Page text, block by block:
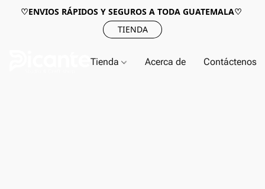
♡ENVIOS RÁPIDOS Y SEGUROS A TODA GUATEMALA♡
TIENDA
Tienda Acerca de Contáctenos